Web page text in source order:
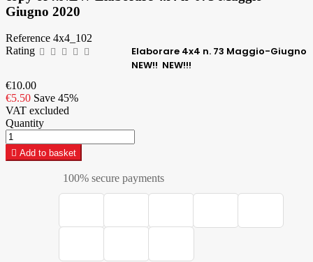
Giugno 2020
Reference 4x4_102
Rating
Elaborare 4x4 n. 73 Maggio-Giugno
NEW!! NEW!!!
€10.00
€5.50 Save 45%
VAT excluded
Quantity
 Add to basket
100% secure payments